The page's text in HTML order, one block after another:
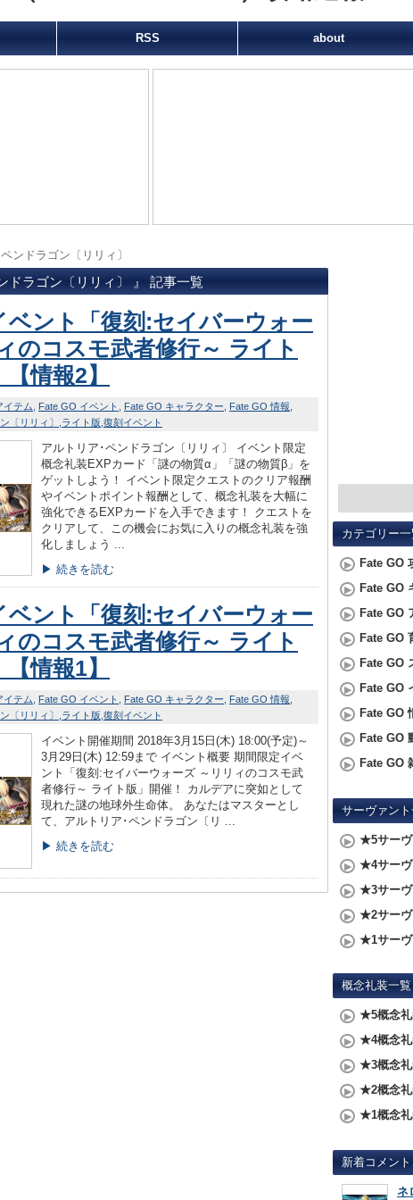
RSS about
ンドラゴン〔リリィ〕
ドラゴン〔リリィ〕 』 記事一覧
ベント「復刻:セイバーウォー
のコスモ武者修行～ ライト
情報2】
イテム Fate GO イベント Fate GO キャラクター
Fate GO 情報
〔リリィ〕
ライト版 復刻イベント
アルトリア･ペンドラゴン〔リリィ〕 イベント限定
概念礼装EXPカード「謎の物質α」「謎の物質β」を
ゲットしよう！ イベント限定クエストのクリア報酬
やイベントポイント報酬として、概念礼装を大幅に
強化できるEXPカードを入手できます！ クエストを
クリアして、この機会にお気に入りの概念礼装を強
化しましょう ...
▶ 続きを読む
ベント「復刻:セイバーウォー
のコスモ武者修行～ ライト
情報1】
イテム Fate GO イベント Fate GO キャラクター
Fate GO 情報
〔リリィ〕
ライト版 復刻イベント
イベント開催期間 2018年3月15日(木) 18:00(予定)～
3月29日(木) 12:59まで イベント概要 期間限定イベ
ント「復刻:セイバーウォーズ ～リリィのコスモ武
者修行～ ライト版」開催！ カルデアに突如として
現れた謎の地球外生命体。 あなたはマスターとし
て、アルトリア･ペンドラゴン〔リ ...
▶ 続きを読む
カテゴリー
Fate GO
Fate GO
Fate GO
Fate GO
Fate GO
Fate GO
Fate GO
Fate GO
Fate GO
サーヴァン
★5サーヴ
★4サーヴ
★3サーヴ
★2サーヴ
★1サーヴ
概念礼装一覧
★5概念
★4概念
★3概念
★2概念
★1概念
新着コメント
ネ